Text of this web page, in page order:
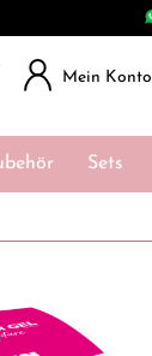
Mein Konto
Sets